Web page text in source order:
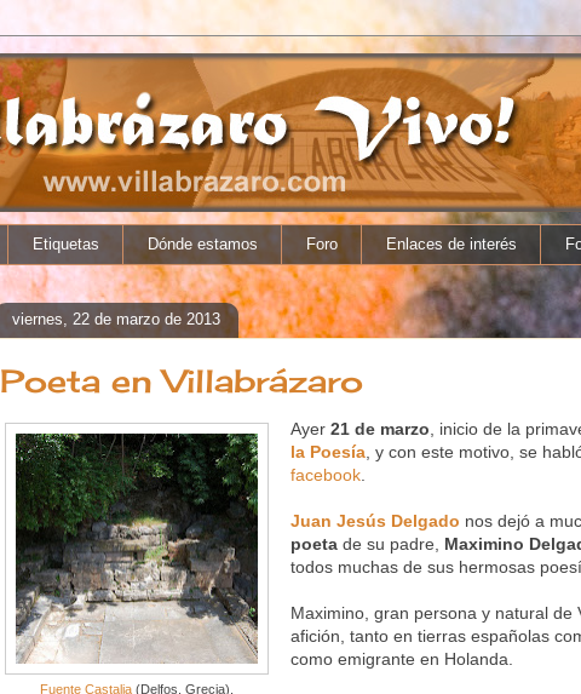
Etiquetas Dónde estamos Foro Enlaces de interés
viernes, 22 de marzo de 2013
Poeta en Villabrázaro
Fuente Castalia (Delfos, Grecia),
Ayer 21 de marzo , inicio de la
la Poesía , y con este motivo, se
facebook
Juan Jesús Delgado nos dejó a
poeta de su padre, Maximino
todos muchas de sus hermosas
Maximino, gran persona y natural de
afición, tanto en tierras españolas
como emigrante en Holanda.